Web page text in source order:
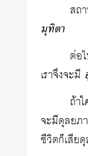
สถ
มุทิตา
ต่อ
เราจึงจะมี
ถ้า
จะมีดุลยภ
ชีวิตก็เสีย